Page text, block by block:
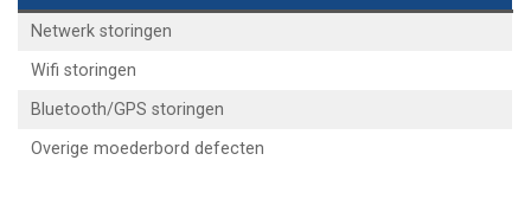
Netwerk storingen
Wifi storingen
Bluetooth/GPS storingen
Overige moederbord defecten